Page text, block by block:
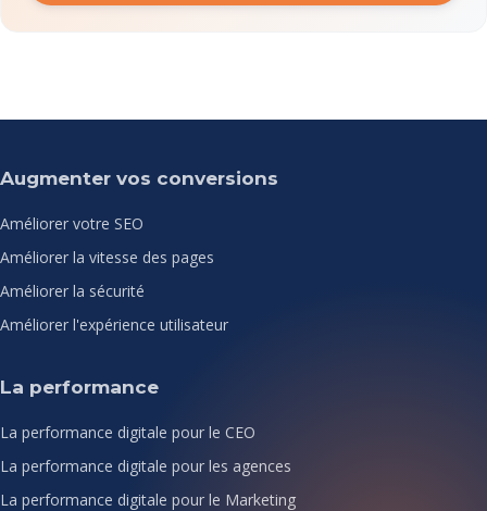
Augmenter vos conversions
Améliorer votre SEO
Améliorer la vitesse des pages
Améliorer la sécurité
Améliorer l'expérience utilisateur
La performance
La performance digitale pour le CEO
La performance digitale pour les agences
La performance digitale pour le Marketing